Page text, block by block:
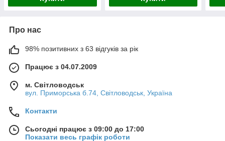
Про нас
98% позитивних з 63 відгуків за рік
Працює з 04.07.2009
м. Світловодськ
вул. Приморська б.74, Світловодськ, Україна
Контакти
Сьогодні працює з 09:00 до 17:00
Показати весь графік роботи